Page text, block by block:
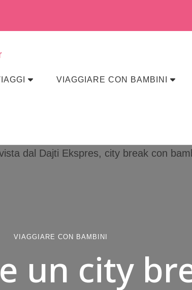
VIAGGIARE CON BAMBINI
VIAGGIARE CON BAMBINI
un city